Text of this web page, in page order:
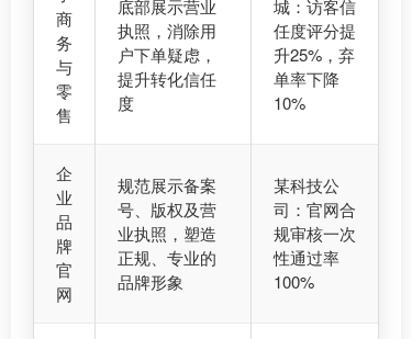
商
务
与
零
售
底部展示营业
执照，消除用
户下单疑虑，
提升转化信任
度
城：访客信
任度评分提
升25%，弃
单率下降
10%
企
业
品
牌
官
网
规范展示备案
号、版权及营
业执照，塑造
正规、专业的
品牌形象
某科技公
司：官网合
规审核一次
性通过率
100%